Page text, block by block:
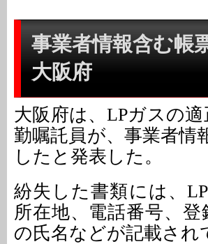
事業者情報含む帳
大阪府
大阪府は、LPガスの
勤嘱託員が、事業者情
したと発表した。
紛失した書類には、
所在地、電話番号、
の氏名などが記載され